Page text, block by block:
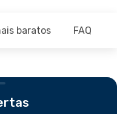
baratos FAQ